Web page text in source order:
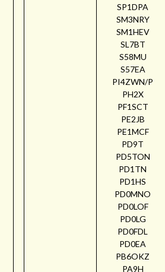
SP1DPA
SM3NRY
SM1HEV
SL7BT
S58MU
S57EA
PI4ZWN/P
PH2X
PF1SCT
PE2JB
PE1MCF
PD9T
PD5TON
PD1TN
PD1HS
PD0MNO
PD0LOF
PD0LG
PD0FDL
PD0EA
PB6OKZ
PA9H